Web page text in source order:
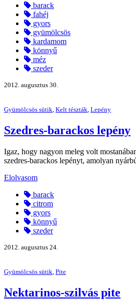
barack
fahéj
gyors
gyümölcsös
kardamom
könnyű
méz
szeder
2012. augusztus 30.
Gyümölcsös sütik, Kelt tészták, Lepény
Szedres-barackos lepény
Igaz, hogy nagyon meleg volt
szedres-barackos lepényt, amolyan
Elolvasom
barack
citrom
gyors
könnyű
szeder
2012. augusztus 24.
Gyümölcsös sütik, Pite
Nektarinos-szilvás pite